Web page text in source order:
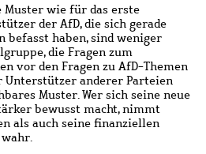
Muster wie für das erste
der AfD, die sich gerade
haben, sind weniger
die Fragen zum
vor den Fragen zu AfD-Themen
Unterstützer anderer Parteien
Muster. Wer sich seine neue
bewusst macht, nimmt
als auch seine finanziellen